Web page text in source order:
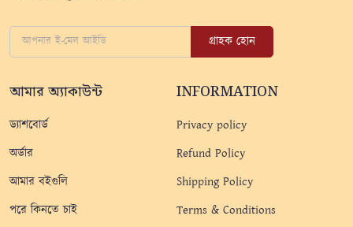
গ্রাহক হোন
আমার অ্যাকাউন্ট
ড্যাশবোর্ড
অর্ডার
আমার বইগুলি
পরে কিনতে চাই
INFORMATION
Privacy policy
Refund Policy
Shipping Policy
Terms & Conditions